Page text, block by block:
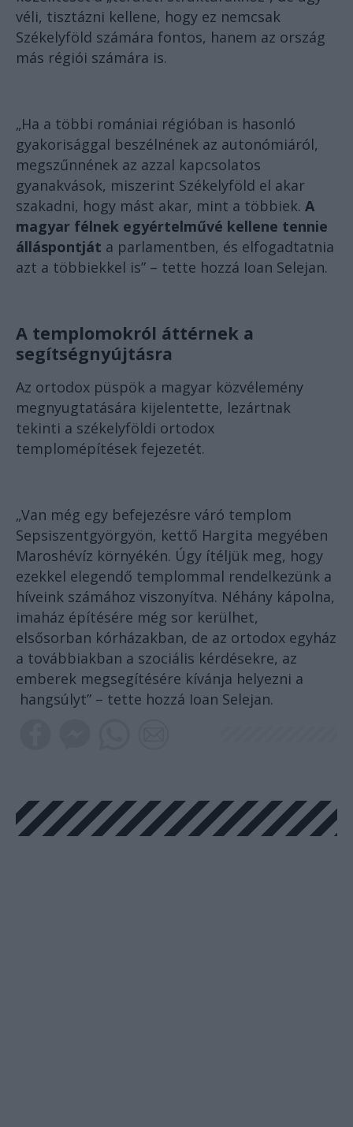
véli, tisztázni kellene, hogy ez nemcsak
Székelyföld számára fontos, hanem az ország
más régiói számára is.
„Ha a többi romániai régióban is hasonló
gyakorisággal beszélnének az autonómiáról,
megszűnnének az azzal kapcsolatos
gyanakvások, miszerint Székelyföld el akar
szakadni, hogy mást akar, mint a többiek. A
magyar félnek egyértelművé kellene tennie
álláspontját a parlamentben, és elfogadtatnia
azt a többiekkel is” – tette hozzá Ioan Selejan.
A templomokról áttérnek a
segítségnyújtásra
Az ortodox püspök a magyar közvélemény
megnyugtatására kijelentette, lezártnak
tekinti a székelyföldi ortodox
templomépítések fejezetét.
„Van még egy befejezésre váró templom
Sepsiszentgyörgyön, kettő Hargita megyében
Maroshévíz környékén. Úgy ítéljük meg, hogy
ezekkel elegendő templommal rendelkezünk a
híveink számához viszonyítva. Néhány kápolna,
imaház építésére még sor kerülhet,
elsősorban kórházakban, de az ortodox egyház
a továbbiakban a szociális kérdésekre, az
emberek megsegítésére kívánja helyezni a
hangsúlyt” – tette hozzá Ioan Selejan.